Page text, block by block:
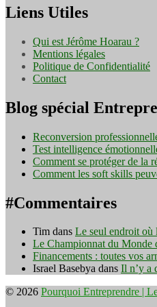
Liens Utiles
Qui est Jérôme Hoarau ?
Mentions légales
Politique de Confidentialité
Contact
Blog spécial
Reconversion
Test intelligence
Comment se protéger de la
Comment les soft skills
#Commentaires
Tim dans Le seul endroit où
Le Championnat du Monde
Financements : toutes vos
Israel Basebya dans Il n’y a
© 2026 Pourquoi Entreprendre |